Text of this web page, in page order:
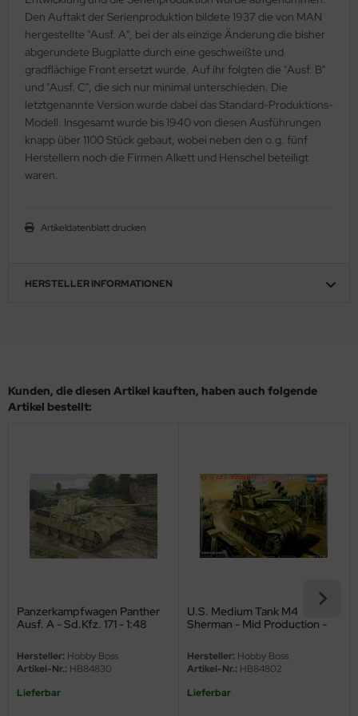
Den Auftakt der Serienproduktion bildete 1937 die von MAN
hergestellte "Ausf. A", bei der als einzige Änderung die bisher
abgerundete Bugplatte durch eine geschweißte und
gradflächige Front ersetzt wurde. Auf ihr folgten die "Ausf. B"
und "Ausf. C", die sich nur minimal unterschieden. Die
letztgenannte Version wurde dabei das Standard-Produktions-
Modell. Insgesamt wurde bis 1940 von diesen Ausführungen
knapp über 1100 Stück gebaut, wobei neben den o.g. fünf
Herstellern noch die Firmen Alkett und Henschel beteiligt
waren.
Artikeldatenblatt drucken
HERSTELLER INFORMATIONEN
Kunden, die diesen Artikel kauften, haben auch folgende
Artikel bestellt:
Panzerkampfwagen Panther
Ausf. A - Sd.Kfz. 171 - 1:48
Hersteller: Hobby Boss
Artikel-Nr.: HB84830
Lieferbar
U.S. Medium Tank M4
Sherman - Mid Production -
Hersteller: Hobby Boss
Artikel-Nr.: HB84802
Lieferbar
Box LTD
Tools
Model
Models
Beemax
Nunu
Lights